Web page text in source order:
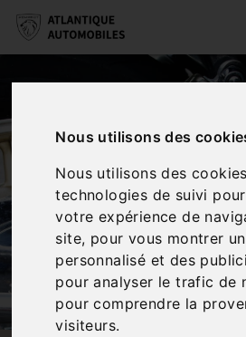
Nous utilisons des
Nous utilisons des
technologies de suivi
votre expérience de
site, pour vous montrer
personnalisé et des
pour analyser le trafic de
pour comprendre la
visiteurs.